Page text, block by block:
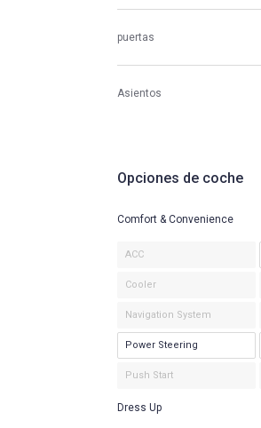
puertas
Asientos
Opciones de coche
Comfort & Convenience
ACC
Cooler
Navigation System
Power Steering
Push Start
Dress Up